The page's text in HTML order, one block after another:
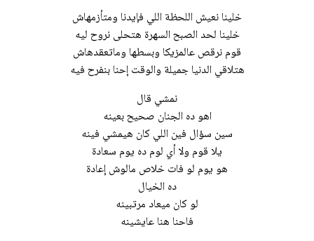
خلينا نعيش اللحظة اللي فإيدنا ومتأزمهاش
خلينا لحد الصبح السهرة هتحلى نروح ليه
قوم نرقص عالمزيكا وبسطها وماتعقدهاش
هتلاقي الدنيا جميلة والوقت إحنا بنفرح فيه
نمشي قال
اهو ده الجنان صحيح بعينه
سين سؤال فين اللي كان هيمشي فينه
يلا قوم ولا أي لوم ده يوم سعادة
هو يوم لو فات خلاص مالوش إعادة
ده الخيال
لو كان ميعاد مرتبينه
فاحنا هنا عايشينه